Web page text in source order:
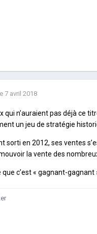
le 7 avril 2018
qui n’auraient pas déjà ce
un jeu de stratégie
sorti en 2012, ses ventes
la vente des
que c’est « gagnant-